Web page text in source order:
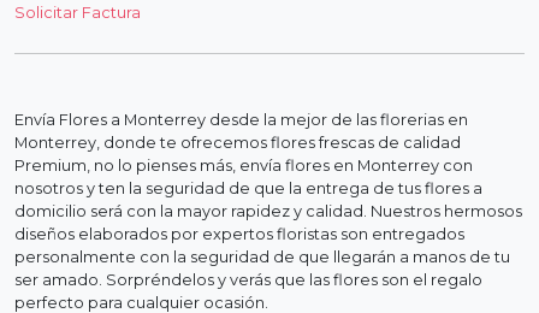
Solicitar Factura
Envía Flores a Monterrey desde la mejor de las florerias en
Monterrey, donde te ofrecemos flores frescas de calidad
Premium, no lo pienses más, envía flores en Monterrey con
nosotros y ten la seguridad de que la entrega de tus flores a
domicilio será con la mayor rapidez y calidad. Nuestros hermosos
diseños elaborados por expertos floristas son entregados
personalmente con la seguridad de que llegarán a manos de tu
ser amado. Sorpréndelos y verás que las flores son el regalo
perfecto para cualquier ocasión.